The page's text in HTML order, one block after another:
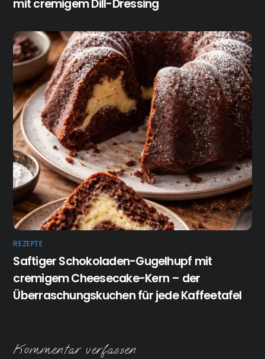
mit cremigem Dill-Dressing
REZEPTE
Saftiger Schokoladen-Gugelhupf mit
cremigem Cheesecake-Kern – der
Überraschungskuchen für jede Kaffeetafel
Kommentar verfassen